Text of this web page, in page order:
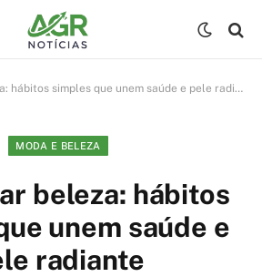
hábitos simples que unem saúde e pele radiante
MODA E BELEZA
beleza: hábitos
unem saúde e
radiante